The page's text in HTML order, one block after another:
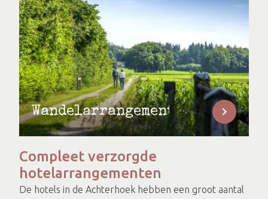
Wandelarrangementen
Compleet verzorgde
hotelarrangementen
De hotels in de Achterhoek hebben een groot aantal